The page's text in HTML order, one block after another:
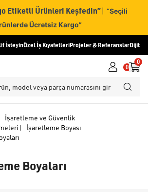
Etiketli Ürünleri Keşfedin” | “Seçili
Ücretsiz Kargo”
İsteyinÖzel İş KıyafetleriProjeler & ReferanslarDijital
0
0
İşaretleme ve Güvenlik
|
İşaretleme Boyası
Boyaları